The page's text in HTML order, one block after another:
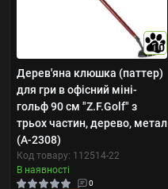
10
Дерев'яна клюшка (паттер)
для гри в офісний міні-
гольф 90 см "Z.F.Golf" з
трьох частин, дерево, метал
(A-2308)
Код товару: 112514-22
В наявності
0